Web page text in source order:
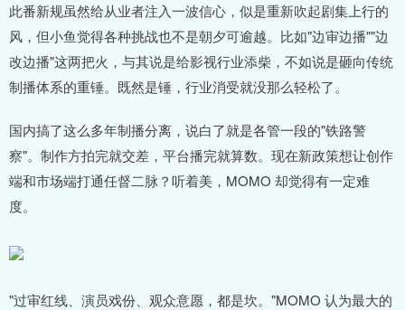
此番新规虽然给从业者注入一波信心，似是重新吹起剧集上行的
风，但小鱼觉得各种挑战也不是朝夕可逾越。比如"边审边播""边
改边播"这两把火，与其说是给影视行业添柴，不如说是砸向传统
制播体系的重锤。既然是锤，行业消受就没那么轻松了。
国内搞了这么多年制播分离，说白了就是各管一段的"铁路警
察"。制作方拍完就交差，平台播完就算数。现在新政策想让创作
端和市场端打通任督二脉？听着美，MOMO 却觉得有一定难
度。
"过审红线、演员戏份、观众意愿，都是坎。"MOMO 认为最大的